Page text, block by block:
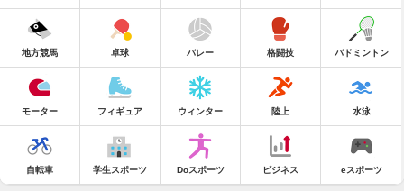
地方競馬 卓球 バレー 格闘技 バドミントン
モーター フィギュア ウィンター 陸上 水泳
自転車 学生スポーツ Doスポーツ ビジネス eスポーツ